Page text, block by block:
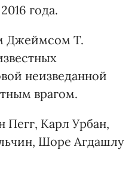
года.
Джеймсом Т.
неизведанной
врагом.
Карл Урбан,
Шоре Агдашлу